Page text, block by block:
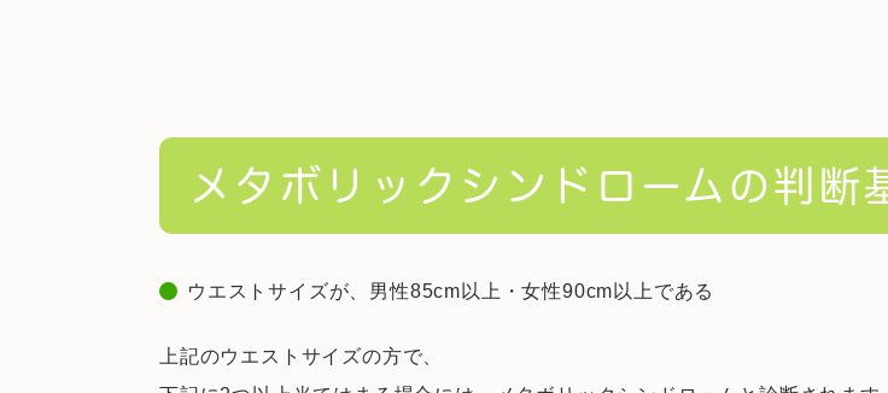
メタボリックシンドロームの判断
ウエストサイズが、男性85cm以上・女性90cm以上である
上記のウエストサイズの方で、